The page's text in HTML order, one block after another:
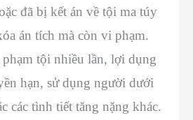
đã bị kết án về tội ma túy
án tích mà còn vi phạm.
tội nhiều lần, lợi dụng
hạn, sử dụng người dưới
các tình tiết tăng nặng khác.